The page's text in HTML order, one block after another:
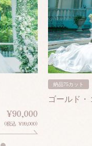
¥90,000
(税込 ¥99,000)
納品75カット
ゴールド・